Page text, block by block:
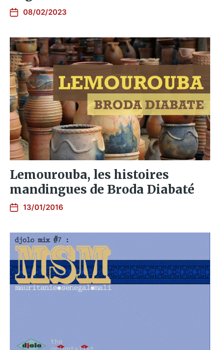
08/02/2023
Lemourouba, les histoires
mandingues de Broda Diabaté
13/01/2016